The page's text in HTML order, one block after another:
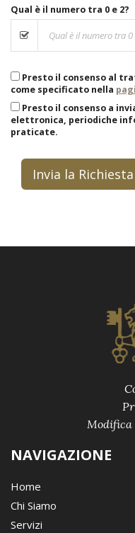
Qual è il numero tra 0 e 2?
Presto il consenso al
come specificato nella
Presto il consenso a
elettronica, periodiche
praticate.
Invia la Richiesta
Modifica
NAVIGAZIONE
Home
Chi Siamo
Servizi